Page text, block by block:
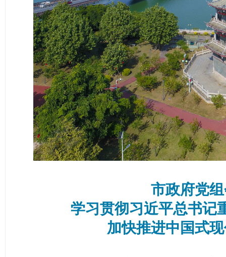
市政府党
学习贯彻习近平总书记
加快推进中国式